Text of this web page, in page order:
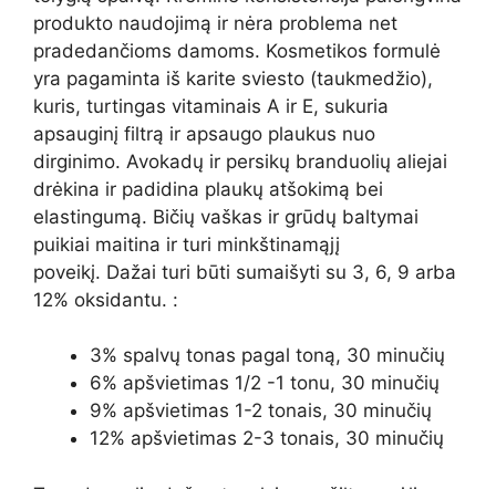
produkto naudojimą ir nėra problema net
pradedančioms damoms. Kosmetikos formulė
yra pagaminta iš karite sviesto (taukmedžio),
kuris, turtingas vitaminais A ir E, sukuria
apsauginį filtrą ir apsaugo plaukus nuo
dirginimo. Avokadų ir persikų branduolių aliejai
drėkina ir padidina plaukų atšokimą bei
elastingumą. Bičių vaškas ir grūdų baltymai
puikiai maitina ir turi minkštinamąjį
poveikį. Dažai turi būti sumaišyti su 3, 6, 9 arba
12% oksidantu. :
3% spalvų tonas pagal toną, 30 minučių
6% apšvietimas 1/2 -1 tonu, 30 minučių
9% apšvietimas 1-2 tonais, 30 minučių
12% apšvietimas 2-3 tonais, 30 minučių